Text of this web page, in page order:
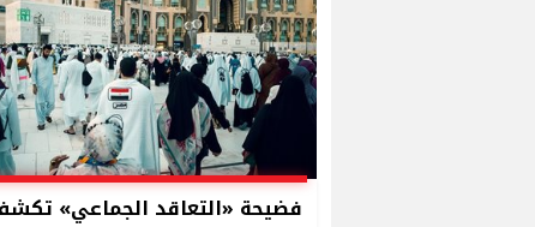
فضيحة «التعاقد الجماعي»